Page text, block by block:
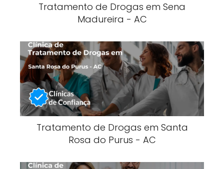
Tratamento de Drogas em Sena
Madureira - AC
Tratamento de Drogas em Santa
Rosa do Purus - AC